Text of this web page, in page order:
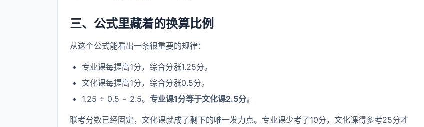
三、公式里藏着的换算比例
从这个公式能看出一条很重要的规律：
专业课每提高1分，综合分涨1.25分。
文化课每提高1分，综合分涨0.5分。
1.25 ÷ 0.5 = 2.5。 专业课1分等于文化课2.5分。
联考分数已经固定，文化课就成了剩下的唯一发力点。专业课少考了10分，文化课得多考25分才